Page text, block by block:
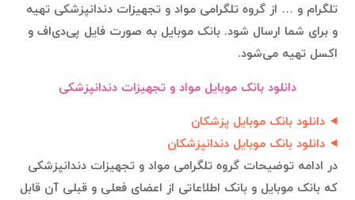
تلگرام و … از گروه تلگرامی مواد و تجهيزات دندانپزشكى تهیه
و برای شما ارسال شود. بانک موبایل به صورت فایل پی‌دی‌اف و
اکسل تهیه می‌شود.
دانلود بانک موبایل مواد و تجهيزات دندانپزشكى
دانلود بانک موبایل پزشکان
دانلود بانک موبایل دندانپزشکان
در ادامه توضیحات گروه تلگرامی مواد و تجهيزات دندانپزشكى
که بانک موبایل و بانک اطلاعاتی از اعضای فعلی و قبلی آن قابل